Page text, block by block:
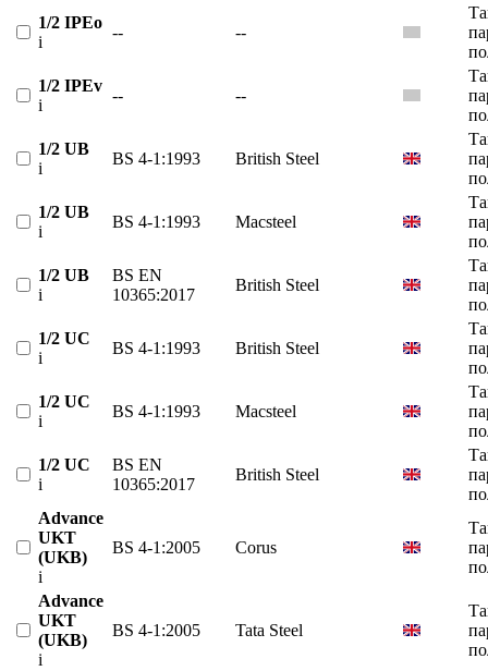
1/2 IPEo
i
-- --
1/2 IPEv
i
-- --
1/2 UB
i
BS 4-1:1993 British Steel
1/2 UB
i
BS 4-1:1993 Macsteel
1/2 UB
i
BS EN
10365:2017
British Steel
1/2 UC
i
BS 4-1:1993 British Steel
1/2 UC
i
BS 4-1:1993 Macsteel
1/2 UC
i
BS EN
10365:2017
British Steel
Advance
UKT
(UKB)
i
BS 4-1:2005 Corus
Advance
UKT
(UKB)
i
BS 4-1:2005 Tata Steel